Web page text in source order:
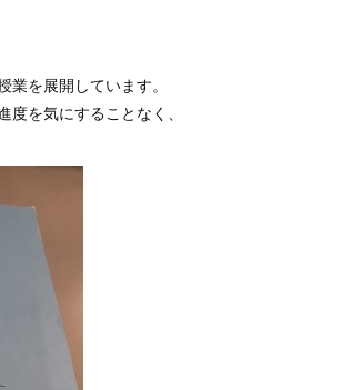
を展開しています。
を気にすることなく、